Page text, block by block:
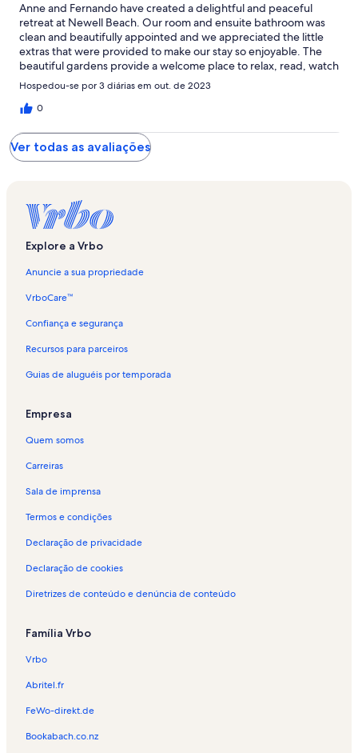
Anne and Fernando have created a delightful and peaceful
retreat at Newell Beach. Our room and ensuite bathroom was
clean and beautifully appointed and we appreciated the little
extras that were provided to make our stay so enjoyable. The
beautiful gardens provide a welcome place to relax, read, watch
the birds and the pool was wonderful. Our breakfasts were
fabulous! We highly recommend staying at Manta Ray BnB.
Thank you Anne and Fernando for your warm and generous
Hospedou-se por 3 diárias em out. de 2023
0
Ver todas as avaliações
Explore a Vrbo
Anuncie a sua propriedade
VrboCare™
Confiança e segurança
Recursos para parceiros
Guias de aluguéis por temporada
Empresa
Quem somos
Carreiras
Sala de imprensa
Termos e condições
Declaração de privacidade
Declaração de cookies
Diretrizes de conteúdo e denúncia de conteúdo
Família Vrbo
Vrbo
Abritel.fr
FeWo-direkt.de
Bookabach.co.nz